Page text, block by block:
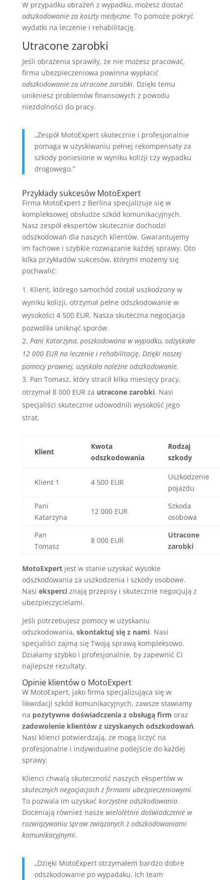
W przypadku obrażeń z wypadku, możesz dostać
odszkodowanie za koszty medyczne. To pomoże pokryć
wydatki na leczenie i rehabilitację.
Utracone zarobki
Jeśli obrażenia sprawiły, że nie możesz pracować,
firma ubezpieczeniowa powinna wypłacić
odszkodowanie za utracone zarobki. Dzięki temu
unikniesz problemów finansowych z powodu
niezdolności do pracy.
„Zespół MotoExpert skutecznie i profesjonalnie
pomaga w uzyskiwaniu pełnej rekompensaty za
szkody poniesione w wyniku kolizji czy wypadku
drogowego.”
Przykłady sukcesów MotoExpert
Firma MotoExpert z Berlina specjalizuje się w
kompleksowej obsłudze szkód komunikacyjnych.
Nasz zespół ekspertów skutecznie dochodzi
odszkodowań dla naszych klientów. Gwarantujemy
im fachowe i szybkie rozwiązanie każdej sprawy. Oto
kilka przykładów sukcesów, którymi możemy się
pochwalić:
Klient, którego samochód został uszkodzony w
wyniku kolizji, otrzymał pełne odszkodowanie w
wysokości 4 500 EUR. Nasza skuteczna negocjacja
pozwoliła uniknąć sporów.
Pani Katarzyna, poszkodowana w wypadku, odzyskała
12 000 EUR na leczenie i rehabilitację. Dzięki naszej
pomocy prawnej, uzyskała należne odszkodowanie.
Pan Tomasz, który stracił kilka miesięcy pracy,
otrzymał 8 000 EUR za utracone zarobki. Nasi
specjaliści skutecznie udowodnili wysokość jego
strat.
Klient
Kwota
odszkodowania
Rodzaj
szkody
Klient 1 4 500 EUR
Uszkodzenie
pojazdu
Pani
Katarzyna
12 000 EUR
Szkoda
osobowa
Pan
Tomasz
8 000 EUR
Utracone
zarobki
MotoExpertjest w stanie uzyskać wysokie
odszkodowania za uszkodzenia i szkody osobowe.
Nasi eksperciznają przepisy i skutecznie negocjują z
ubezpieczycielami.
Jeśli potrzebujesz pomocy w uzyskaniu
odszkodowania, skontaktuj się z nami. Nasi
specjaliści zajmą się Twoją sprawą kompleksowo.
Działamy szybko i profesjonalnie, by zapewnić Ci
najlepsze rezultaty.
Opinie klientów o MotoExpert
W MotoExpert, jako firma specjalizująca się w
likwidacji szkód komunikacyjnych, zawsze stawiamy
na pozytywne doświadczenia z obsługą firm oraz
zadowolenie klientów z uzyskanych odszkodowań.
Nasi klienci potwierdzają, że mogą liczyć na
profesjonalne i indywidualne podejście do każdej
sprawy.
Klienci chwalą skuteczność naszych ekspertów w
skutecznych negocjacjach z firmami ubezpieczeniowymi.
To pozwala im uzyskać korzystne odszkodowania.
Doceniają również nasze wieloletnie doświadczenie w
rozwiązywaniu spraw związanych z odszkodowaniami
komunikacyjnymi.
„Dzięki MotoExpert otrzymałem bardzo dobre
odszkodowanie po wypadaku. Ich team